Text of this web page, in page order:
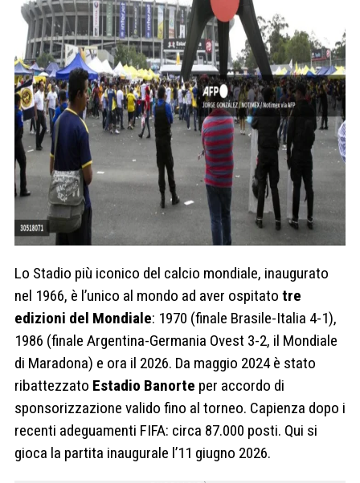
Lo Stadio più iconico del calcio mondiale, inaugurato
nel 1966, è l’unico al mondo ad aver ospitato tre
edizioni del Mondiale: 1970 (finale Brasile-Italia 4-1),
1986 (finale Argentina-Germania Ovest 3-2, il Mondiale
di Maradona) e ora il 2026. Da maggio 2024 è stato
ribattezzato Estadio Banorte per accordo di
sponsorizzazione valido fino al torneo. Capienza dopo i
recenti adeguamenti FIFA: circa 87.000 posti. Qui si
gioca la partita inaugurale l’11 giugno 2026.